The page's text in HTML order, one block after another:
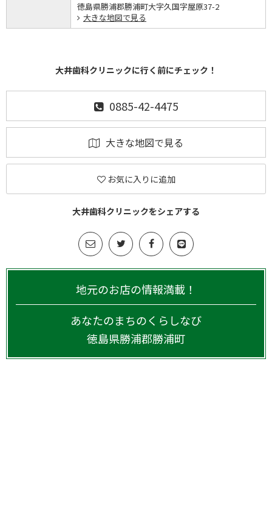
徳島県勝浦郡勝浦町大字久国字屋原37-2
大きな地図で見る
大井歯科クリニックに行く前にチェック！
0885-42-4475
大きな地図で見る
お気に入りに追加
大井歯科クリニックをシェアする
地元のお店の情報満載！
あなたのまちのくらしなび
徳島県勝浦郡勝浦町